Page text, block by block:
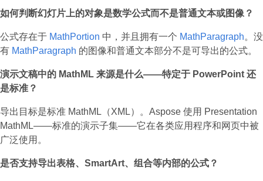
如何判断幻灯片上的对象是数学公式而不是普通文本或图像？
公式存在于 MathPortion 中，并且拥有一个 MathParagraph。没
有 MathParagraph 的图像和普通文本部分不是可导出的公式。
演示文稿中的 MathML 来源是什么——特定于 PowerPoint 还
是标准？
导出目标是标准 MathML（XML）。Aspose 使用 Presentation
MathML——标准的演示子集——它在各类应用程序和网页中被
广泛使用。
是否支持导出表格、SmartArt、组合等内部的公式？